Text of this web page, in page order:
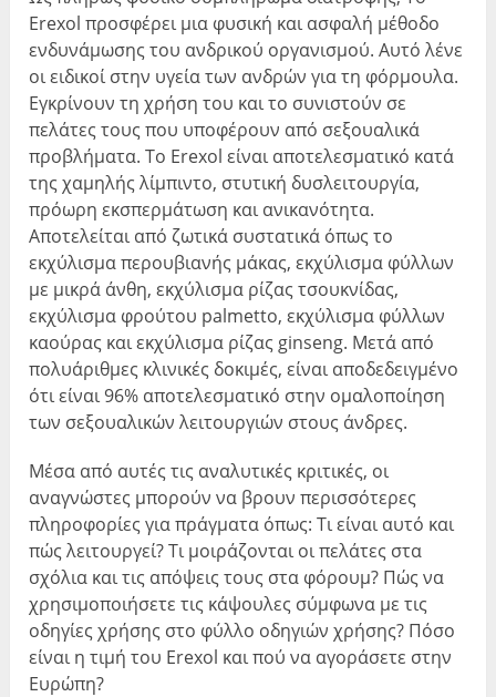
Erexol προσφέρει μια φυσική και ασφαλή μέθοδο
ενδυνάμωσης του ανδρικού οργανισμού. Αυτό λένε
οι ειδικοί στην υγεία των ανδρών για τη φόρμουλα.
Εγκρίνουν τη χρήση του και το συνιστούν σε
πελάτες τους που υποφέρουν από σεξουαλικά
προβλήματα. Το Erexol είναι αποτελεσματικό κατά
της χαμηλής λίμπιντο, στυτική δυσλειτουργία,
πρόωρη εκσπερμάτωση και ανικανότητα.
Αποτελείται από ζωτικά συστατικά όπως το
εκχύλισμα περουβιανής μάκας, εκχύλισμα φύλλων
με μικρά άνθη, εκχύλισμα ρίζας τσουκνίδας,
εκχύλισμα φρούτου palmetto, εκχύλισμα φύλλων
καούρας και εκχύλισμα ρίζας ginseng. Μετά από
πολυάριθμες κλινικές δοκιμές, είναι αποδεδειγμένο
ότι είναι 96% αποτελεσματικό στην ομαλοποίηση
των σεξουαλικών λειτουργιών στους άνδρες.
Μέσα από αυτές τις αναλυτικές κριτικές, οι
αναγνώστες μπορούν να βρουν περισσότερες
πληροφορίες για πράγματα όπως: Τι είναι αυτό και
πώς λειτουργεί? Τι μοιράζονται οι πελάτες στα
σχόλια και τις απόψεις τους στα φόρουμ? Πώς να
χρησιμοποιήσετε τις κάψουλες σύμφωνα με τις
οδηγίες χρήσης στο φύλλο οδηγιών χρήσης? Πόσο
είναι η τιμή του Erexol και πού να αγοράσετε στην
Ευρώπη?